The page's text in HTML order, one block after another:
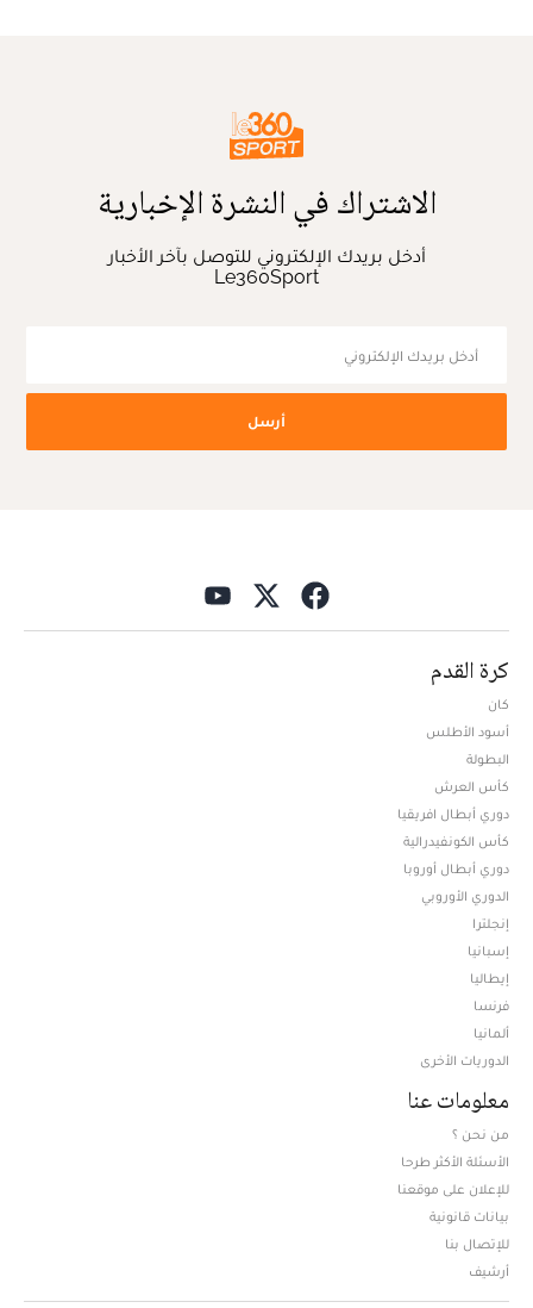
الاشتراك في النشرة الإخبارية
أدخل بريدك الإلكتروني للتوصل بآخر الأخبار
Le360Sport
أرسل
كرة القدم
كان
أسود الأطلس
البطولة
كأس العرش
دوري أبطال افريقيا
كأس الكونفيدرالية
دوري أبطال أوروبا
الدوري الأوروبي
إنجلترا
إسبانيا
إيطاليا
فرنسا
ألمانيا
الدوريات الأخرى
معلومات عنا
من نحن ؟
الأسئلة الأكثر طرحا
للإعلان على موقعنا
بيانات قانونية
للإتصال بنا
أرشيف